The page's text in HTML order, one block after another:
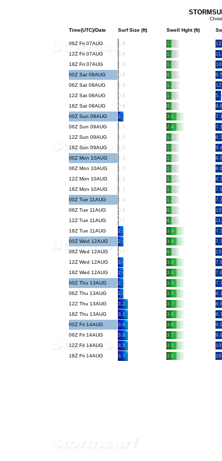
Time(UTC)/Date Surf Size (ft) Swell Hght (ft)
06Z Fri 07AUG 1.9 1.6
12Z Fri 07AUG
1.6 1.4
18Z Fri 07AUG
1.0 1.0
00Z Sat 08AUG
0.8 0.8
06Z Sat 08AUG
1.3 1.1
12Z Sat 08AUG
0.6 1.1
18Z Sat 08AUG
0.8 0.8
00Z Sun 09AUG
2.1 3.0
06Z Sun 09AUG
1.7 2.4
12Z Sun 09AUG
1.0 1.6
18Z Sun 09AUG
1.0 1.0
00Z Mon 10AUG
1.3 1.5
06Z Mon 10AUG
1.2 1.4
12Z Mon 10AUG
1.2 1.4
18Z Mon 10AUG
1.1 1.4
00Z Tue 11AUG
1.0 1.3
06Z Tue 11AUG
0.5 0.5
12Z Tue 11AUG
0.7 0.6
18Z Tue 11AUG
2.9 3.9
00Z Wed 12AUG
2.9 3.8
06Z Wed 12AUG
0.7 0.4
12Z Wed 12AUG
3.0 3.8
18Z Wed 12AUG
2.6 3.4
00Z Thu 13AUG
2.3 3.0
06Z Thu 13AUG
2.8 3.5
12Z Thu 13AUG
3.2 3.7
18Z Thu 13AUG
3.1 3.6
00Z Fri 14AUG
3.6 3.6
06Z Fri 14AUG
3.6 3.7
12Z Fri 14AUG
3.5 3.5
18Z Fri 14AUG
3.7 3.6